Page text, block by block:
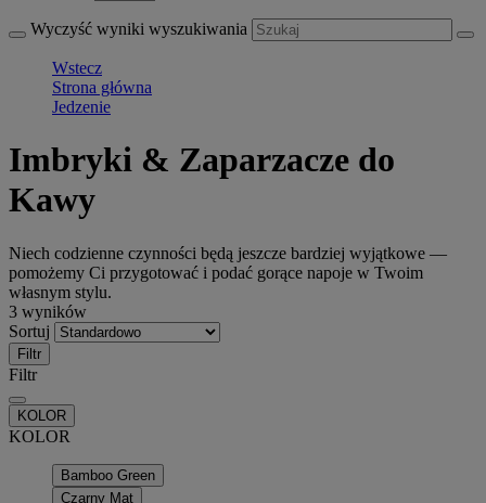
Wyczyść wyniki wyszukiwania
Wstecz
Strona główna
Jedzenie
Imbryki & Zaparzacze do
Kawy
Niech codzienne czynności będą jeszcze bardziej wyjątkowe —
pomożemy Ci przygotować i podać gorące napoje w Twoim
własnym stylu.
3 wyników
Sortuj
Filtr
Filtr
KOLOR
KOLOR
Bamboo Green
Czarny Mat